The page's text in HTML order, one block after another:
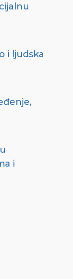
i ljudska
i